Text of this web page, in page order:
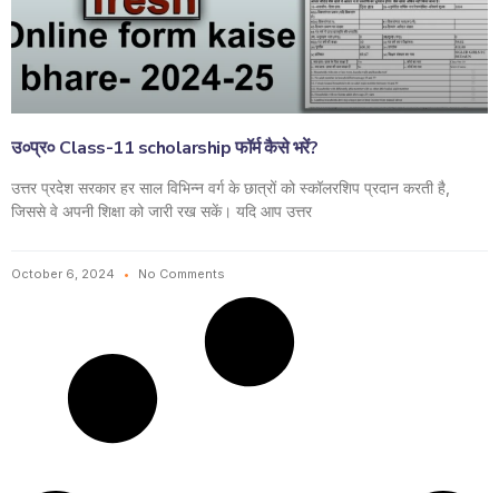
उ०प्र० Class-11 scholarship फॉर्म कैसे भरें?
उत्तर प्रदेश सरकार हर साल विभिन्न वर्ग के छात्रों को स्कॉलरशिप प्रदान करती है,
जिससे वे अपनी शिक्षा को जारी रख सकें। यदि आप उत्तर
October 6, 2024 No Comments